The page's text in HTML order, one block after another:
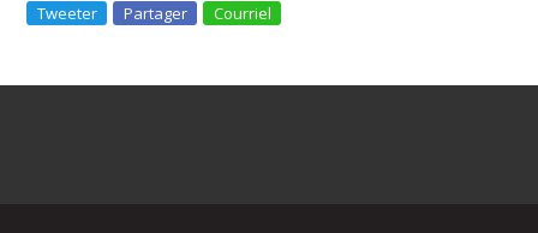
Tweeter Partager Courriel